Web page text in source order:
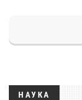
НАУКА